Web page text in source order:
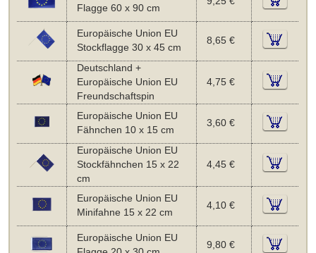
Flagge 60 x 90 cm
Europäische Union EU
Stockflagge 30 x 45 cm
8,65 €
Deutschland +
Europäische Union EU
Freundschaftspin
4,75 €
Europäische Union EU
Fähnchen 10 x 15 cm
3,60 €
Europäische Union EU
Stockfähnchen 15 x 22
cm
4,45 €
Europäische Union EU
Minifahne 15 x 22 cm
4,10 €
Europäische Union EU
9,80 €